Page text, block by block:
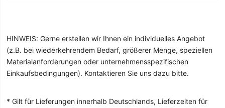
HINWEIS: Gerne erstellen wir Ihnen ein individuelles Angebot
(z.B. bei wiederkehrendem Bedarf, größerer Menge, speziellen
Materialanforderungen oder unternehmensspezifischen
Einkaufsbedingungen). Kontaktieren Sie uns dazu bitte.
* Gilt für Lieferungen innerhalb Deutschlands, Lieferzeiten für